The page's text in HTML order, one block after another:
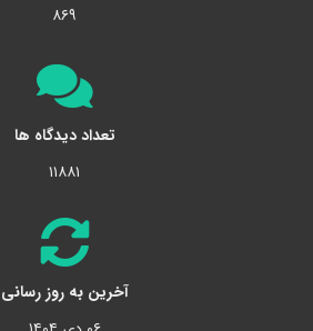
۸۶۹
تعداد دیدگاه ها
۱۱۸۸۱
آخرین به روز رسانی